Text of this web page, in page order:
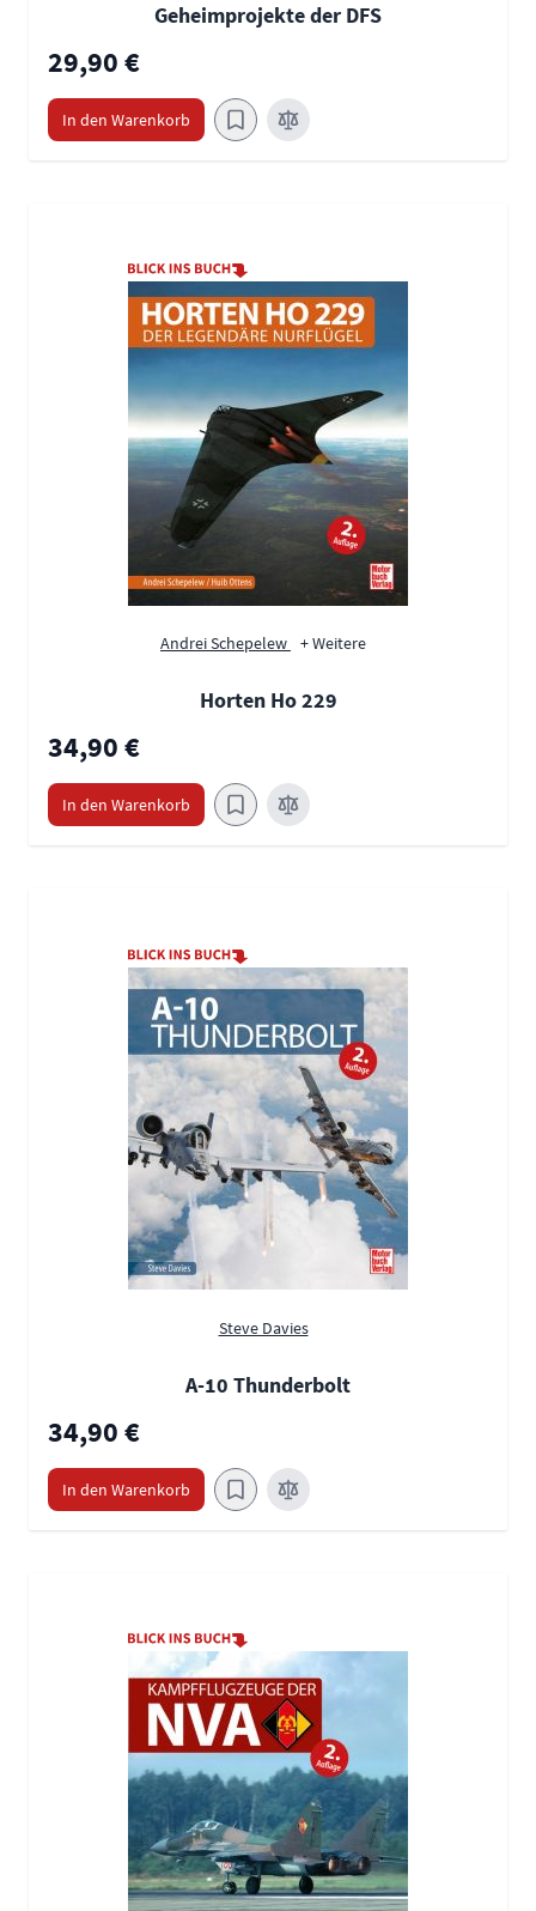
Geheimprojekte der DFS
29,90 €
In den Warenkorb
Andrei Schepelew + Weitere
Horten Ho 229
34,90 €
In den Warenkorb
Steve Davies
A-10 Thunderbolt
34,90 €
In den Warenkorb